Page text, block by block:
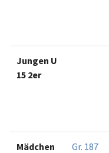
Jungen U
15 2er
Mädchen
Gr. 187